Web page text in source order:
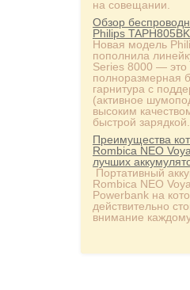
на совещании.
Обзор
Philips TAPH805BK
Новая модель
пополнила
Series 8000 — это
полноразмерная
гарнитура с
(активное
высоким
быстрой зарядкой.
Преимущества
Rombica NEO
лучших
Портативный
Rombica NEO
Powerbank на
действительно
внимание